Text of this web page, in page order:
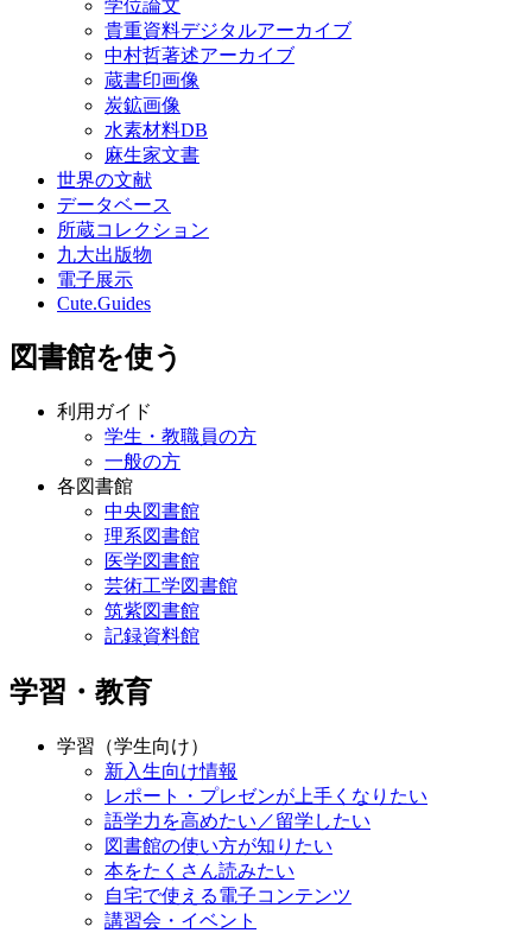
学位論文
貴重資料デジタルアーカイブ
中村哲著述アーカイブ
蔵書印画像
炭鉱画像
水素材料DB
麻生家文書
世界の文献
データベース
所蔵コレクション
九大出版物
電子展示
Cute.Guides
図書館を使う
利用ガイド
学生・教職員の方
一般の方
各図書館
中央図書館
理系図書館
医学図書館
芸術工学図書館
筑紫図書館
記録資料館
学習・教育
学習（学生向け）
新入生向け情報
レポート・プレゼンが上手くなりたい
語学力を高めたい／留学したい
図書館の使い方が知りたい
本をたくさん読みたい
自宅で使える電子コンテンツ
講習会・イベント